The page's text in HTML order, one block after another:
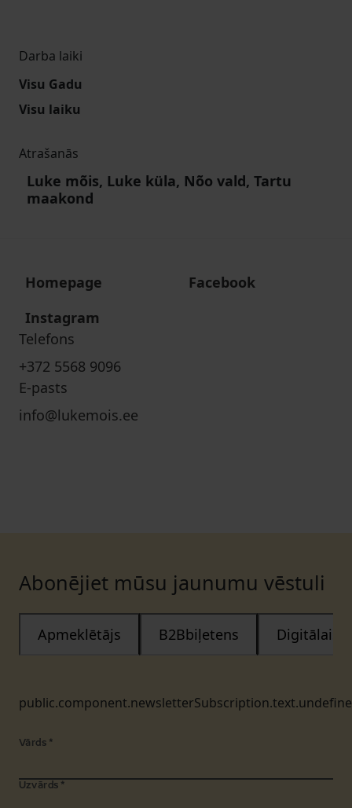
Darba laiki
Visu Gadu
Visu laiku
Atrašanās
Luke mõis, Luke küla, Nõo vald, Tartu
maakond
Homepage
Facebook
Instagram
Telefons
+372 5568 9096
E-pasts
info@lukemois.ee
Abonējiet mūsu jaunumu vēstuli
Apmeklētājs B2Bbiļetens Digitālais
Vārds *
Uzvārds *